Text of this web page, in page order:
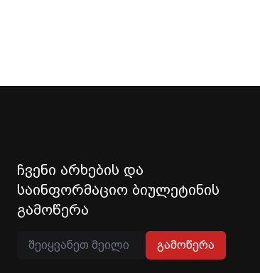
ჩვენი არხების და
საინფორმაციო ბიულეტინის
გამოწერა
გამოწერა